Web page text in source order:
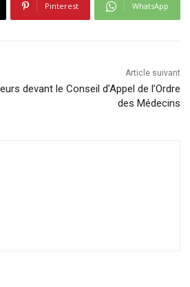
Pinterest WhatsApp
Article suivant
devant le Conseil d’Appel de l’Ordre
des Médecins